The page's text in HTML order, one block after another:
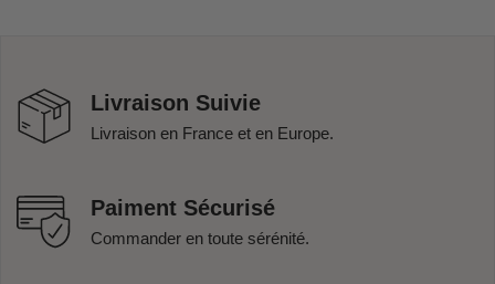
Livraison Suivie
Livraison en France et en Europe.
Paiment Sécurisé
Commander en toute sérénité.